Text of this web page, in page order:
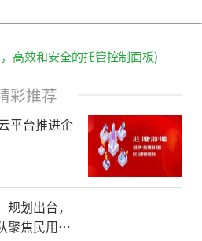
高效和安全的托管控制面板)
彩推荐
平台推进企
划出台，
聚焦民用光